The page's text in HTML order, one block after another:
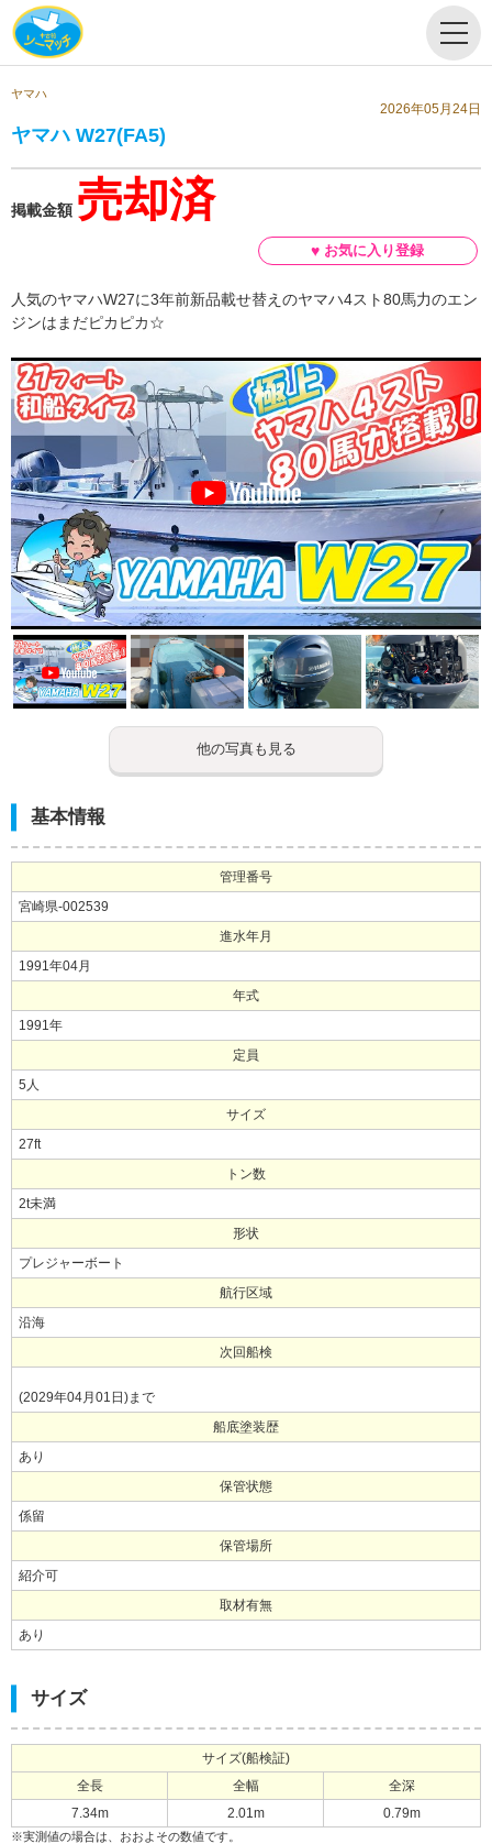
ヤマハ
2026年05月24日
ヤマハ W27(FA5)
掲載金額 売却済
人気のヤマハW27に3年前新品載せ替えのヤマハ4スト80馬力のエン
ジンはまだピカピカ☆
他の写真も見る
基本情報
管理番号
宮崎県-002539
進水年月
1991年04月
年式
1991年
定員
5人
サイズ
27ft
トン数
2t未満
形状
プレジャーボート
航行区域
沿海
次回船検
(2029年04月01日)まで
船底塗装歴
あり
保管状態
係留
保管場所
紹介可
取材有無
あり
サイズ
サイズ(船検証)
全長
全幅
全深
7.34m
2.01m 0.79m
※実測値の場合は、おおよその数値です。